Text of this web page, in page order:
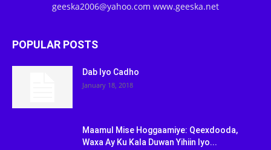
geeska2006@yahoo.com www.geeska.net
POPULAR POSTS
Dab Iyo Cadho
January 18, 2018
Maamul Mise Hoggaamiye: Qeexdooda,
Waxa Ay Ku Kala Duwan Yihiin Iyo...